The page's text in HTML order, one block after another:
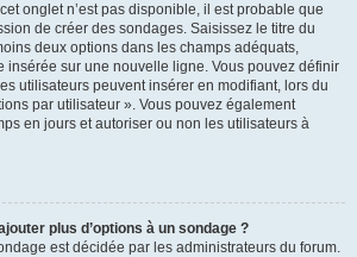
onglet n’est pas disponible, il est probable que
de créer des sondages. Saisissez le titre du
deux options dans les champs adéquats,
insérée sur une nouvelle ligne. Vous pouvez définir
utilisateurs peuvent insérer en modifiant, lors du
par utilisateur ». Vous pouvez également
en jours et autoriser ou non les utilisateurs à
plus d’options à un sondage ?
est décidée par les administrateurs du forum.